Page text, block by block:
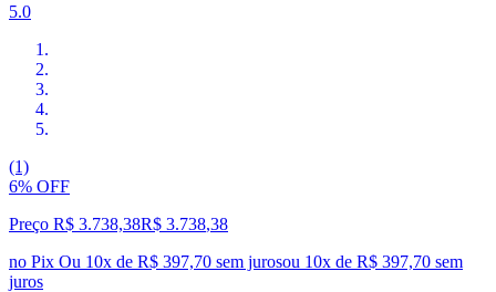
5.0
(1)
6% OFF
Preço R$ 3.738,38R$ 3.738,38
no Pix Ou 10x de R$ 397,70 sem jurosou 10x de R$ 397,70 sem
juros